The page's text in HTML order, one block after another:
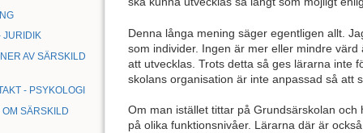
JURIDIK
AV SÄRSKILD
- PSYKOLOGI
SÄRSKILD
Denna långa mening säger egentligen allt.
som individer. Ingen är mer eller mindre
att utvecklas. Trots detta så ges lärarna inte
skolans organisation är inte anpassad så att
Om man istället tittar på Grundsärskolan
på olika funktionsnivåer. Lärarna där är